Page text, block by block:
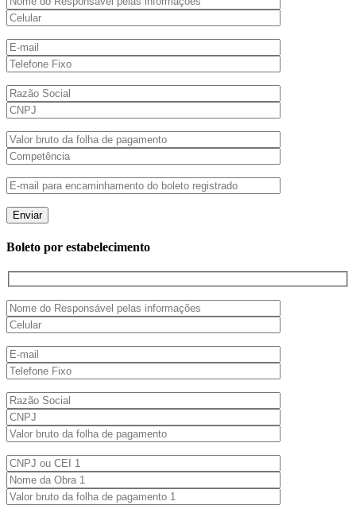
Boleto por estabelecimento